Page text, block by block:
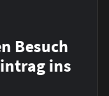
Besuch
ins